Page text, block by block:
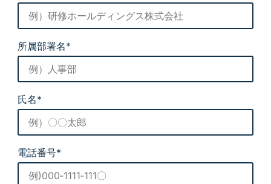
所属部署名*
氏名*
電話番号*